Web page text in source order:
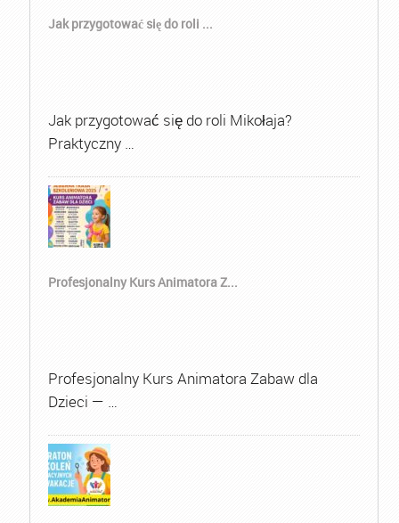
Jak przygotować się do roli ...
Jak przygotować się do roli Mikołaja?
Praktyczny …
Profesjonalny Kurs Animatora Z...
Profesjonalny Kurs Animatora Zabaw dla
Dzieci — …